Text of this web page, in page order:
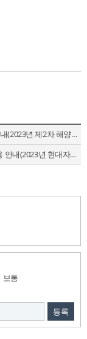
코로나19 격리대상 시험목적 외출허용 안내(2023년 제2차 해양경찰 공무원 채용 외국어(중국어) ...
코로나 19 격리대상자 시험 목적 외출 허용 안내(2023년 현대자동차 모빌리티 기술인력 채용 외 ...
보통
등록